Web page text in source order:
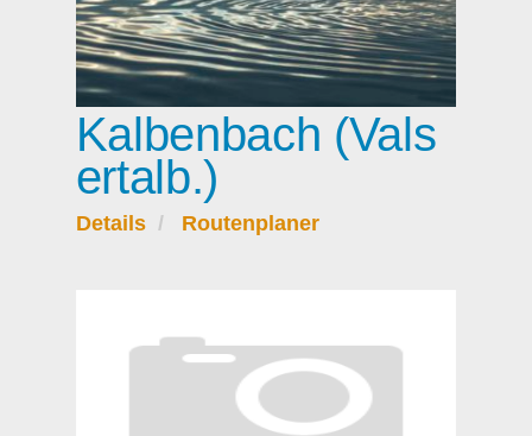
Kalbenbach (Vals
ertalb.)
Details Routenplaner